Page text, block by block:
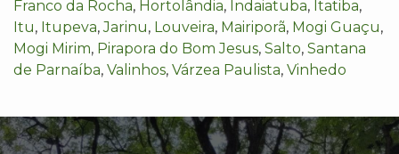
Franco da Rocha, Hortolândia, Indaiatuba, Itatiba,
Itu, Itupeva,Jarinu, Louveira, Mairiporã, Mogi Guaçu,
Mogi Mirim, Pirapora do Bom Jesus, Salto, Santana
de Parnaíba, Valinhos, Várzea Paulista, Vinhedo